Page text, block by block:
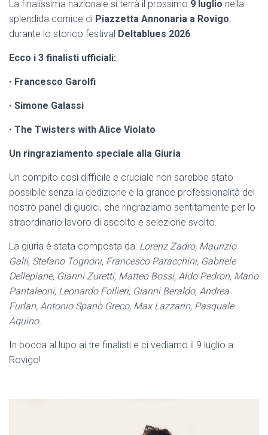
La finalissima nazionale si terrà il prossimo 9 luglio nella
splendida cornice di Piazzetta Annonaria a Rovigo,
durante lo storico festival Deltablues 2026.
Ecco i 3 finalisti ufficiali:
• Francesco Garolfi
• Simone Galassi
• The Twisters with Alice Violato
Un ringraziamento speciale alla Giuria
Un compito così difficile e cruciale non sarebbe stato
possibile senza la dedizione e la grande professionalità del
nostro panel di giudici, che ringraziamo sentitamente per lo
straordinario lavoro di ascolto e selezione svolto.
La giuria è stata composta da: Lorenz Zadro, Maurizio
Galli, Stefano Tognoni, Francesco Paracchini, Gabriele
Dellepiane, GianniZuretti, Matteo Bossi, Aldo Pedron, Mario
Pantaleoni, Leonardo Follieri, Gianni Beraldo, Andrea
Furlan, Antonio Spanò Greco, Max Lazzarin, Pasquale
Aquino.
In bocca al lupo ai tre finalisti e ci vediamo il 9 luglio a
Rovigo!